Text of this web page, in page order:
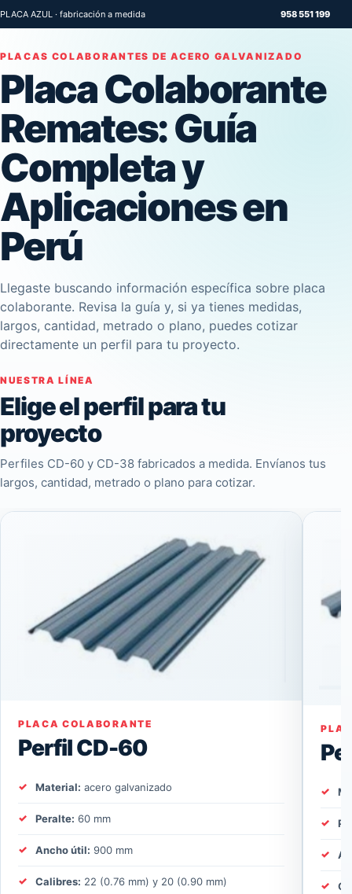
PLACA AZUL · fabricación a medida 958 551 199
PLACAS COLABORANTES DE ACERO GALVANIZADO
Placa Colaborante
Remates: Guía
Completa y
Aplicaciones en
Perú
Llegaste buscando información específica sobre placa
colaborante. Revisa la guía y, si ya tienes medidas,
largos, cantidad, metrado o plano, puedes cotizar
directamente un perfil para tu proyecto.
NUESTRA LÍNEA
Elige el perfil para tu
proyecto
Perfiles CD-60 y CD-38 fabricados a medida. Envíanos tus
largos, cantidad, metrado o plano para cotizar.
PLACA COLABORANTE
Perfil CD-60
Material: acero galvanizado
Peralte: 60 mm
Ancho útil: 900 mm
Calibres: 22 (0.76 mm) y 20 (0.90 mm)